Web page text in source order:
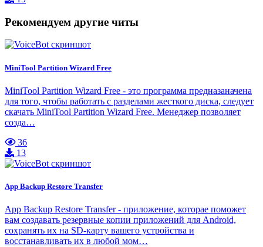
Рекомендуем другие читы
MiniTool Partition Wizard Free
MiniTool Partition Wizard Free - это программа предназаначена
для того, чтобы работать с разделами жесткого диска, следует
скачать MiniTool Partition Wizard Free. Менеджер позволяет
созда…
36
13
App Backup Restore Transfer
App Backup Restore Transfer - приложение, которае поможет
вам создавать резервные копии приложений для Android,
сохранять их на SD-карту вашего устройства и
восстанавливать их в любой мом…